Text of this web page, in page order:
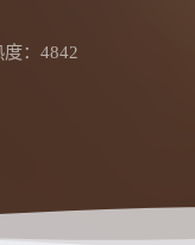
度：4842